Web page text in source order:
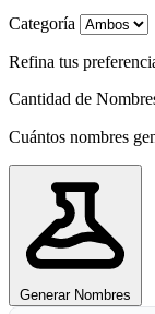
Categoría
Refina tus
Cantidad de
Cuántos nombres
Generar Nombres